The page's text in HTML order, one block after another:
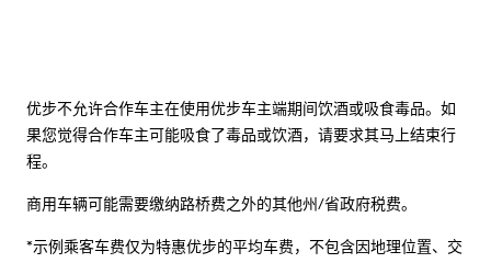
优步不允许合作车主在使用优步车主端期间饮酒或吸食毒品。如
果您觉得合作车主可能吸食了毒品或饮酒，请要求其马上结束行
程。
商用车辆可能需要缴纳路桥费之外的其他州/省政府税费。
*示例乘客车费仅为特惠优步的平均车费，不包含因地理位置、交